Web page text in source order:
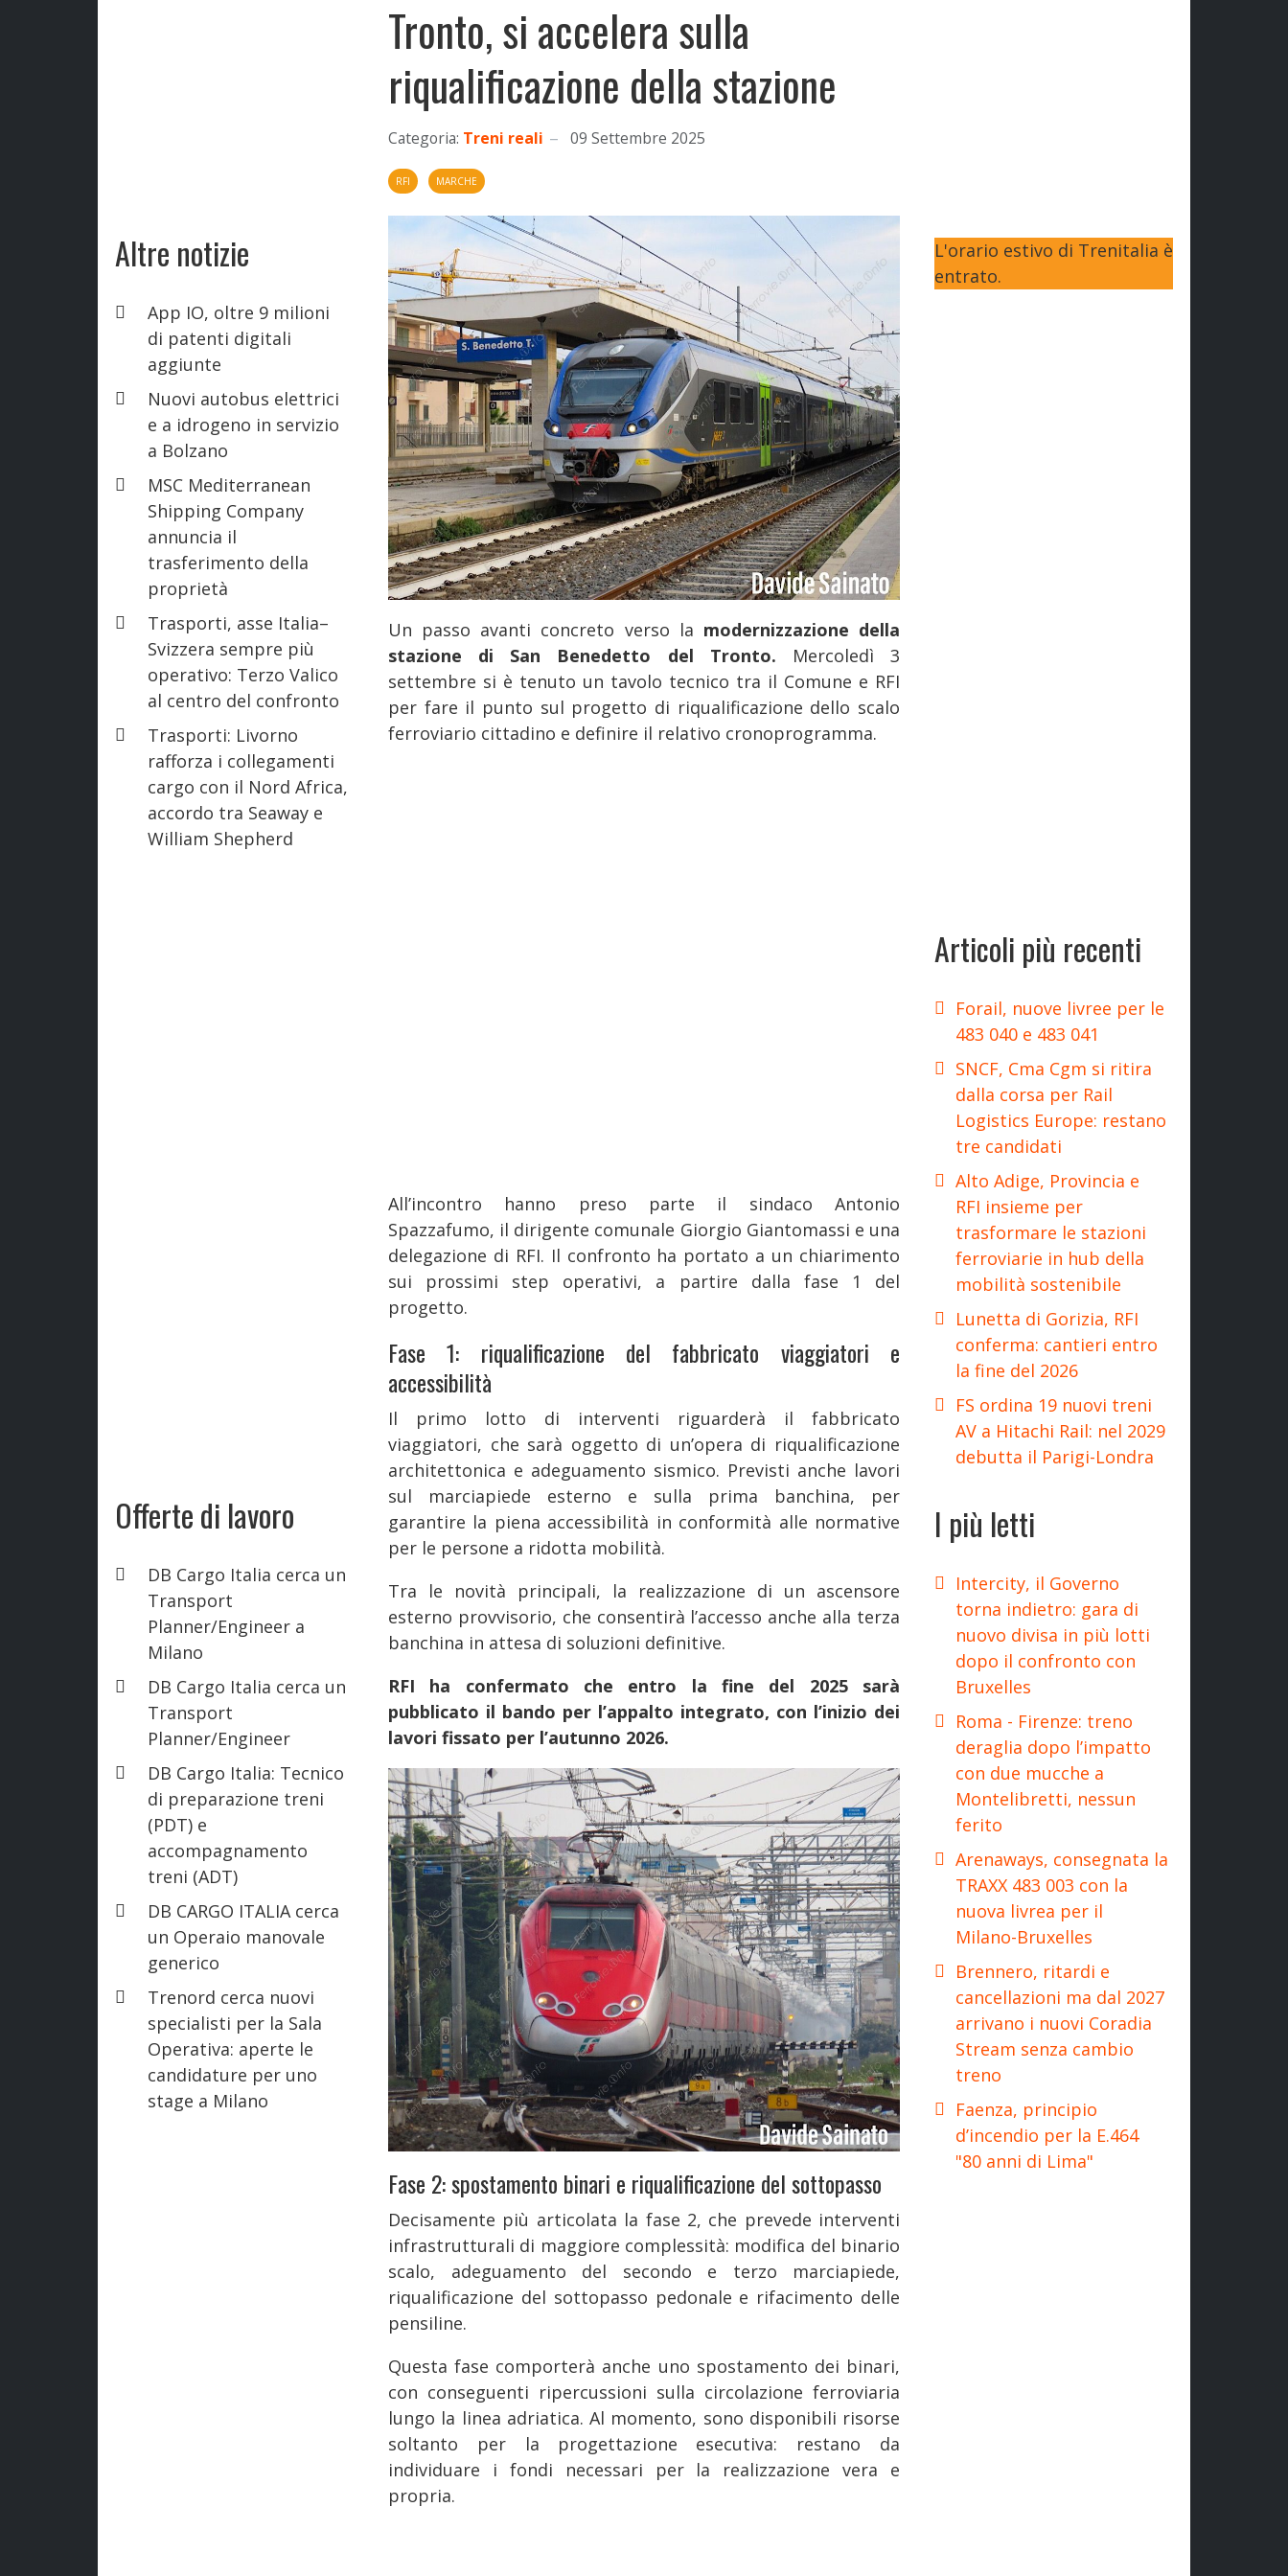
Altre notizie
App IO, oltre 9 milioni
di patenti digitali
aggiunte
Nuovi autobus elettrici
e a idrogeno in servizio
a Bolzano
MSC Mediterranean
Shipping Company
annuncia il
trasferimento della
proprietà
Trasporti, asse Italia–
Svizzera sempre più
operativo: Terzo Valico
al centro del confronto
Trasporti: Livorno
rafforza i collegamenti
cargo con il Nord Africa,
accordo tra Seaway e
William Shepherd
Offerte di lavoro
DB Cargo Italia cerca un
Transport
Planner/Engineer a
Milano
DB Cargo Italia cerca un
Transport
Planner/Engineer
DB Cargo Italia: Tecnico
di preparazione treni
(PDT) e
accompagnamento
treni (ADT)
DB CARGO ITALIA cerca
un Operaio manovale
generico
Trenord cerca nuovi
specialisti per la Sala
Operativa: aperte le
candidature per uno
stage a Milano
Tronto, si accelera sulla
riqualificazione della stazione
Categoria: Treni reali 09 Settembre 2025
RFI MARCHE
Un passo avanti concreto verso la modernizzazione della
stazione di San Benedetto del Tronto. Mercoledì 3
settembre si è tenuto un tavolo tecnico tra il Comune e RFI
per fare il punto sul progetto di riqualificazione dello scalo
ferroviario cittadino e definire il relativo cronoprogramma.
All’incontro hanno preso parte il sindaco Antonio
Spazzafumo, il dirigente comunale Giorgio Giantomassi e una
delegazione di RFI. Il confronto ha portato a un chiarimento
sui prossimi step operativi, a partire dalla fase 1 del
progetto.
Fase 1: riqualificazione del fabbricato viaggiatori e
accessibilità
Il primo lotto di interventi riguarderà il fabbricato
viaggiatori, che sarà oggetto di un’opera di riqualificazione
architettonica e adeguamento sismico. Previsti anche lavori
sul marciapiede esterno e sulla prima banchina, per
garantire la piena accessibilità in conformità alle normative
per le persone a ridotta mobilità.
Tra le novità principali, la realizzazione di un ascensore
esterno provvisorio, che consentirà l’accesso anche alla terza
banchina in attesa di soluzioni definitive.
RFI ha confermato che entro la fine del 2025 sarà
pubblicato il bando per l’appalto integrato, con l’inizio dei
lavori fissato per l’autunno 2026.
Fase 2: spostamento binari e riqualificazione del sottopasso
Decisamente più articolata la fase 2, che prevede interventi
infrastrutturali di maggiore complessità: modifica del binario
scalo, adeguamento del secondo e terzo marciapiede,
riqualificazione del sottopasso pedonale e rifacimento delle
pensiline.
Questa fase comporterà anche uno spostamento dei binari,
con conseguenti ripercussioni sulla circolazione ferroviaria
lungo la linea adriatica. Al momento, sono disponibili risorse
soltanto per la progettazione esecutiva: restano da
individuare i fondi necessari per la realizzazione vera e
propria.
L'orario estivo di Trenitalia è
entrato.
Articoli più recenti
Forail, nuove livree per le
483 040 e 483 041
SNCF, Cma Cgm si ritira
dalla corsa per Rail
Logistics Europe: restano
tre candidati
Alto Adige, Provincia e
RFI insieme per
trasformare le stazioni
ferroviarie in hub della
mobilità sostenibile
Lunetta di Gorizia, RFI
conferma: cantieri entro
la fine del 2026
FS ordina 19 nuovi treni
AV a Hitachi Rail: nel 2029
debutta il Parigi-Londra
I più letti
Intercity, il Governo
torna indietro: gara di
nuovo divisa in più lotti
dopo il confronto con
Bruxelles
Roma - Firenze: treno
deraglia dopo l’impatto
con due mucche a
Montelibretti, nessun
ferito
Arenaways, consegnata la
TRAXX 483 003 con la
nuova livrea per il
Milano-Bruxelles
Brennero, ritardi e
cancellazioni ma dal 2027
arrivano i nuovi Coradia
Stream senza cambio
treno
Faenza, principio
d’incendio per la E.464
"80 anni di Lima"